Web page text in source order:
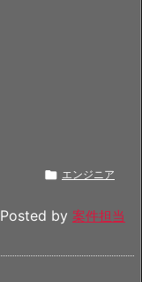
 エンジニア
Posted by 案件担当